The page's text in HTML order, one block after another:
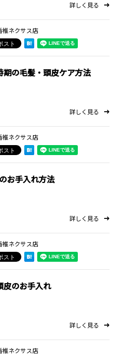
詳しく見る
椎ネクサス店
期の毛髪・頭皮ケア方法
詳しく見る
椎ネクサス店
お手入れ方法
詳しく見る
椎ネクサス店
皮のお手入れ
詳しく見る
椎ネクサス店